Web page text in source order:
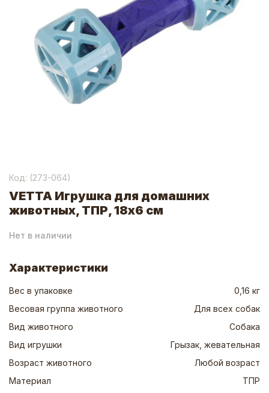
Код: (273-064)
VETTA Игрушка для домашних
животных, ТПР, 18х6 см
Нет в наличии
Характеристики
Вес в упаковке
0,16 кг
Весовая группа животного
Для всех собак
Вид животного
Собака
Вид игрушки
Грызак, жевательная
Возраст животного
Любой возраст
Материал
ТПР